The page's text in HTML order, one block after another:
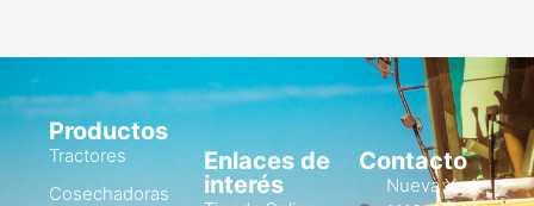
Productos
Tractores
Cosechadoras
Enlaces de
interés
Contacto
Nueva York